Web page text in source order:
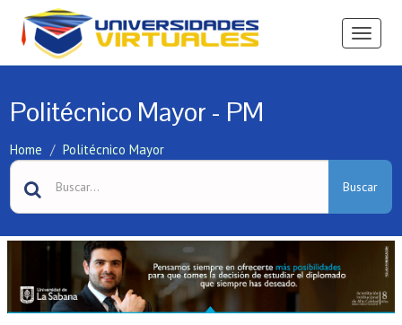
Ver
Politécnico Mayor - PM
Home Politécnico Mayor
Buscar